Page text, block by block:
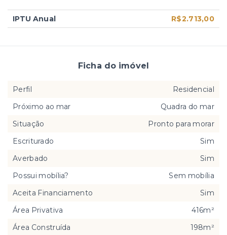
IPTU Anual R$2.713,00
Ficha do imóvel
Perfil
Residencial
Próximo ao mar
Quadra do mar
Situação
Pronto para morar
Escriturado
Sim
Averbado
Sim
Possui mobília?
Sem mobília
Aceita Financiamento
Sim
Área Privativa
416m²
Área Construída
198m²